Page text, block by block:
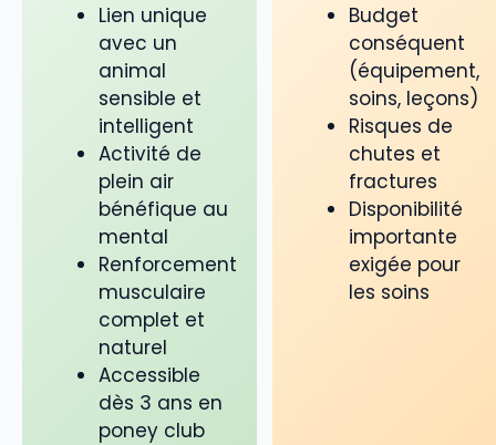
Lien unique
avec un
animal
sensible et
intelligent
Activité de
plein air
bénéfique au
mental
Renforcement
musculaire
complet et
naturel
Accessible
dès 3 ans en
poney club
Budget
conséquent
(équipement,
soins, leçons)
Risques de
chutes et
fractures
Disponibilité
importante
exigée pour
les soins